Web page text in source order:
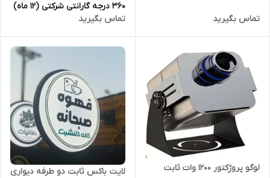
تماس بگیرید
360 درجه گارانتی شرکتی (12 ماه)
مناسب برای رستوران و کافی
شاپ و مراکز خرید
تماس بگیرید
لوگو پروژکتور 1200 وات ثابت
لایت باکس ثابت دو طرفه دیواری